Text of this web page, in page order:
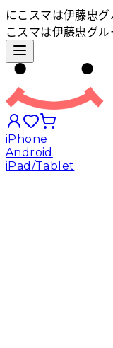
にこスマは伊藤忠
こスマは伊藤忠グ
iPhone
Android
iPad/Tablet